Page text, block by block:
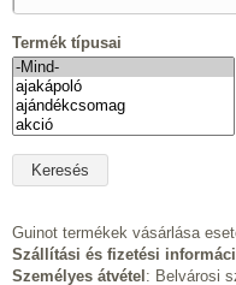
Termék típusai
Guinot termékek vásárlása
Szállítási és fizetési
Személyes átvétel : Belvárosi